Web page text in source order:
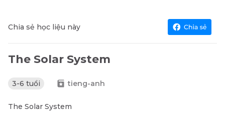
Chia sẻ học liệu này
The Solar System
3-6 tuổi tieng-anh
The Solar System